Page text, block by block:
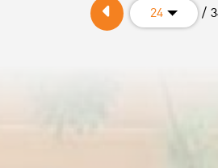
สามารถลงทะเบียนเข้าร่วมที่ Link
24 /